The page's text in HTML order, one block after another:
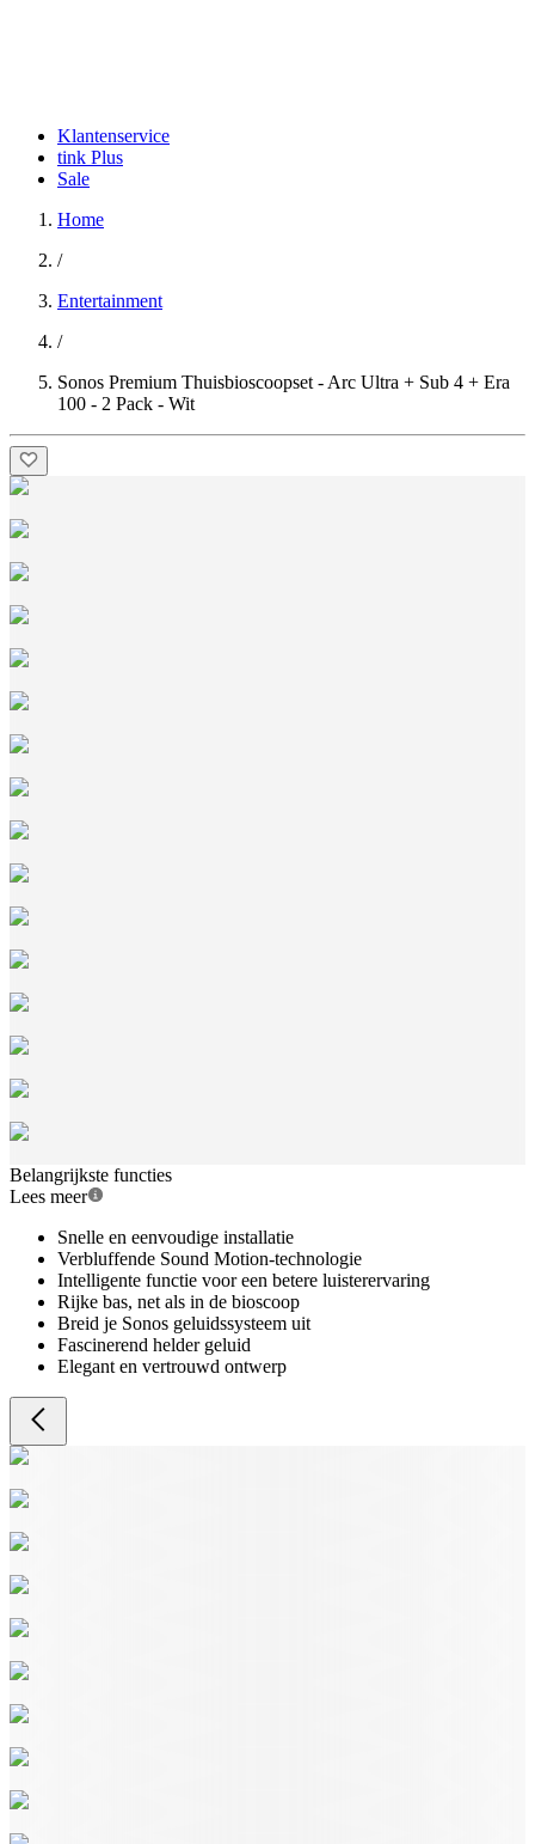
Klantenservice
tink Plus
Sale
Home
/
Entertainment
/
Sonos Premium Thuisbioscoopset - Arc Ultra + Sub 4 + Era
100 - 2 Pack - Wit
Belangrijkste functies
Lees meer
Snelle en eenvoudige installatie
Verbluffende Sound Motion-technologie
Intelligente functie voor een betere luisterervaring
Rijke bas, net als in de bioscoop
Breid je Sonos geluidssysteem uit
Fascinerend helder geluid
Elegant en vertrouwd ontwerp